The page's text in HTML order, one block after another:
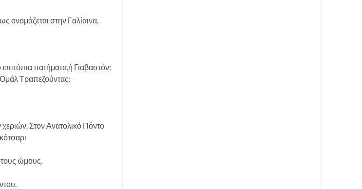
ονομάζεται στην Γαλίαινα.
πατήματα,ή Γιαβαστόν:
Τραπεζούντας:
Στον Ανατολικό Πόντο
τους ώμους.